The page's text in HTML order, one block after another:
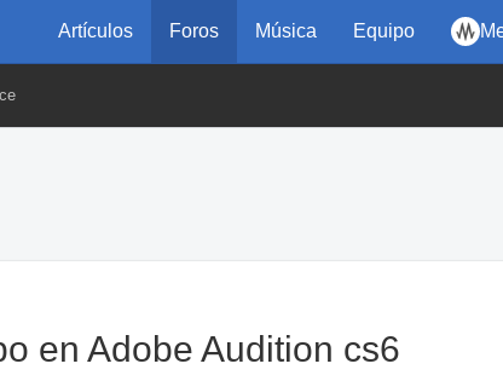
Artículos Foros Música Equipo
en Adobe Audition cs6